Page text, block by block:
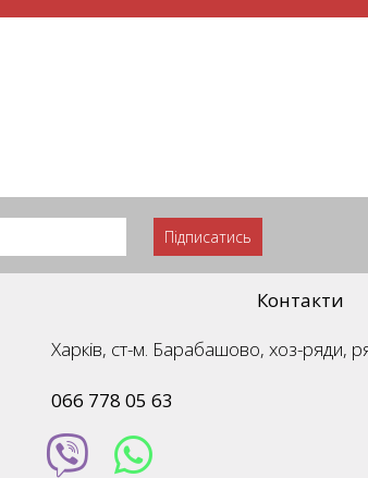
Підписатись
Контакти
Харків, ст-м. Барабашово, хоз-ряди,
066 778 05 63